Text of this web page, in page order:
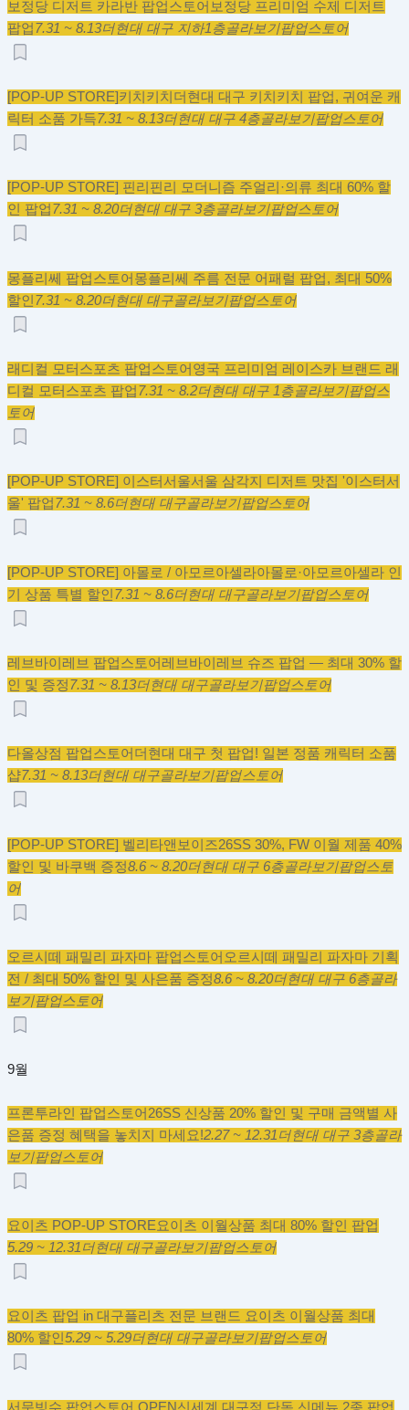
보정당 디저트 카라반 팝업스토어 보정당 프리미엄 수제 디저트
팝업7.31 ~ 8.13더현대 대구 지하1층골라보기팝업스토어
[POP-UP STORE]키치키치 더현대 대구 키치키치 팝업, 귀여운 캐
릭터 소품 가득7.31 ~ 8.13더현대 대구 4층골라보기팝업스토어
[POP-UP STORE] 핀리 핀리 모더니즘 주얼리·의류 최대 60% 할
인 팝업7.31 ~ 8.20더현대 대구 3층골라보기팝업스토어
몽플리쎄 팝업스토어 몽플리쎄 주름 전문 어패럴 팝업, 최대 50%
할인 7.31 ~ 8.20더현대 대구골라보기팝업스토어
래디컬 모터스포츠 팝업스토어 영국 프리미엄 레이스카 브랜드 래
디컬 모터스포츠 팝업7.31 ~ 8.2더현대 대구 1층골라보기팝업스
토어
[POP-UP STORE] 이스터서울서울 삼각지 디저트 맛집 '이스터서
울' 팝업7.31 ~ 8.6더현대 대구골라보기팝업스토어
[POP-UP STORE] 아몰로 / 아모르아셀라아몰로·아모르아셀라 인
기 상품 특별 할인 7.31 ~ 8.6더현대 대구골라보기팝업스토어
레브바이레브 팝업스토어 레브바이레브 슈즈 팝업 — 최대 30% 할
인 및 증정7.31 ~ 8.13더현대 대구골라보기팝업스토어
다올상점 팝업스토어 더현대 대구 첫 팝업! 일본 정품 캐릭터 소품
샵7.31 ~ 8.13더현대 대구골라보기팝업스토어
[POP-UP STORE] 벨리타앤보이즈26SS 30%, FW 이월 제품 40%
할인 및 바쿠백 증정8.6 ~ 8.20더현대 대구 6층골라보기팝업스토
어
오르시떼 패밀리 파자마 팝업스토어 오르시떼 패밀리 파자마 기획
전 / 최대 50% 할인 및 사은품 증정8.6 ~ 8.20더현대 대구 6층골라
보기팝업스토어
9월
프론투라인 팝업스토어 26SS 신상품 20% 할인 및 구매 금액별 사
은품 증정 혜택을 놓치지 마세요!2.27 ~ 12.31더현대 대구 3층골라
보기팝업스토어
요이츠 POP-UP STORE요이츠 이월상품 최대 80% 할인 팝업
5.29 ~ 12.31더현대 대구골라보기팝업스토어
요이츠 팝업 in 대구플리츠 전문 브랜드 요이츠 이월상품 최대
80% 할인5.29 ~ 5.29더현대 대구골라보기팝업스토어
서문빙수 팝업스토어 OPEN신세계 대구점 단독 신메뉴 2종 팝업